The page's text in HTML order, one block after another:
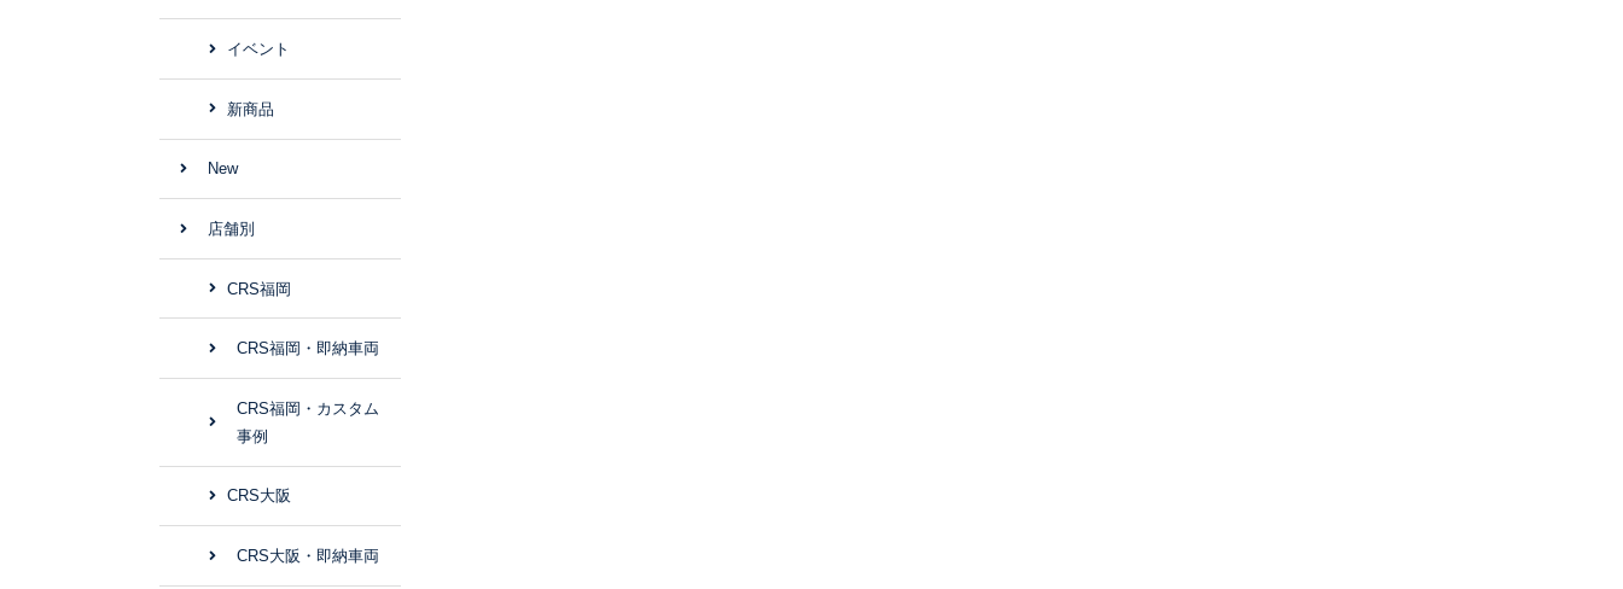
イベント
新商品
New
店舗別
CRS福岡
CRS福岡・即納車両
CRS福岡・カスタム
事例
CRS大阪
CRS大阪・即納車両